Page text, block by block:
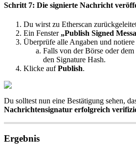
Schritt 7: Die signierte Nachricht
Du wirst zu Etherscan
Ein Fenster „Publish Signed
Überprüfe alle Angaben und notiere
Falls von der Börse oder
den Signature Hash.
Klicke aufPublish.
Du solltest nun eine Bestätigung sehen,
Nachrichtensignatur erfolgreich
Ergebnis